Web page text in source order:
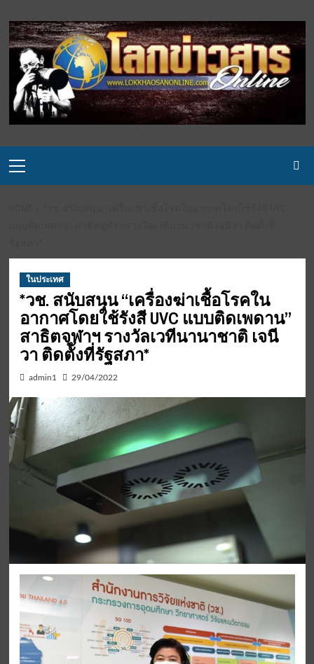
to
content
Menu
ในประเทศ
*วช. สนับสนุน “เครื่องฆ่าเชื้อโรคใน
อากาศโดยใช้รังสี UVC แบบติดเพดาน”
สาธิตจุฬาฯ รางวัลเวทีนานาชาติ เจนี
วา ติดตั้งที่รัฐสภา*
admin1 29/04/2022